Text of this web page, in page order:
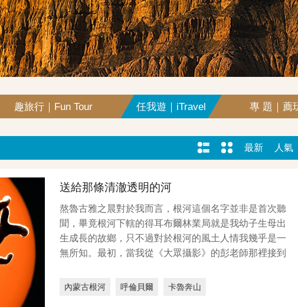
趣旅行｜Fun Tour 任我遊｜iTravel 專 題｜薦
最新 人氣
送給那條清澈透明的河
熬魯古雅之晨對於我而言，根河這個名字並非是首次聽
聞，畢竟根河下轄的得耳布爾林業局就是我幼子生母出
生成長的故鄉，只不過對於根河的風土人情我幾乎是一
無所知。最初，當我從《大眾攝影》的彭老師那裡接到
內蒙古根河 呼倫貝爾 卡魯奔山